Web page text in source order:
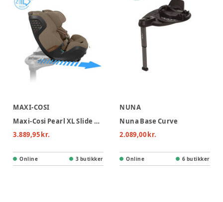
MAXI-COSI
Maxi-Cosi Pearl XL Slide Pro Autostol - Authentic Truffle
3.889,95 kr.
Online 3 butikker
NUNA
Nuna Base Curve
2.089,00 kr.
Online 6 butikker